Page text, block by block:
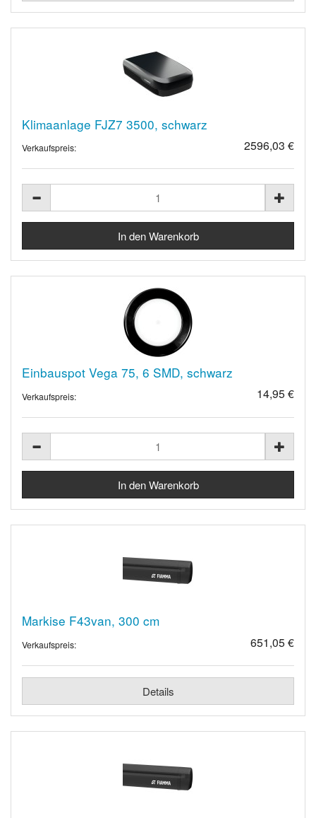
Klimaanlage FJZ7 3500, schwarz
Verkaufspreis: 2596,03 €
Einbauspot Vega 75, 6 SMD, schwarz
Verkaufspreis: 14,95 €
Markise F43van, 300 cm
Verkaufspreis: 651,05 €
Details